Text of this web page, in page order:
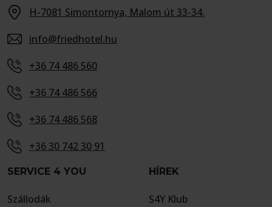
H-7081 Simontornya, Malom út 33-34.
info@friedhotel.hu
+36 74 486 560
+36 74 486 566
+36 74 486 568
+36 30 742 30 91
SERVICE 4 YOU
Szállodák
HÍREK
S4Y Klub